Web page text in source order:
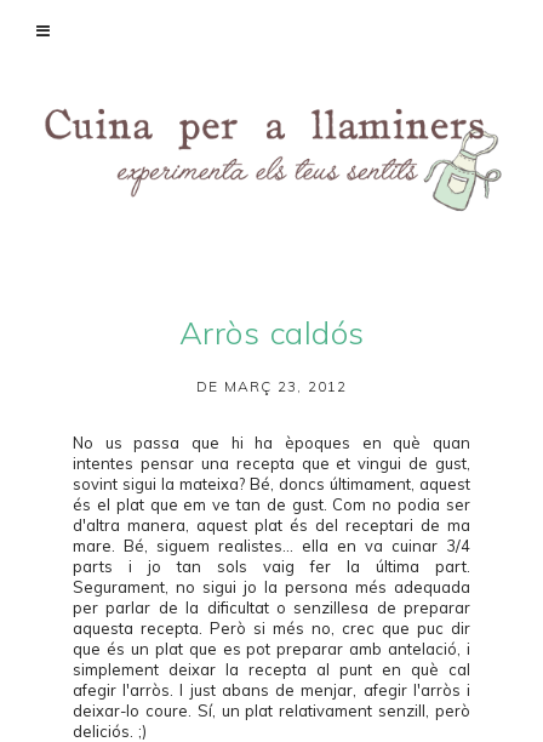
Arròs caldós
DE MARÇ 23, 2012
No us passa que hi ha èpoques en què quan
intentes pensar una recepta que et vingui de gust,
sovint sigui la mateixa? Bé, doncs últimament, aquest
és el plat que em ve tan de gust. Com no podia ser
d'altra manera, aquest plat és del receptari de ma
mare. Bé, siguem realistes... ella en va cuinar 3/4
parts i jo tan sols vaig fer la última part.
Segurament, no sigui jo la persona més adequada
per parlar de la dificultat o senzillesa de preparar
aquesta recepta. Però si més no, crec que puc dir
que és un plat que es pot preparar amb antelació, i
simplement deixar la recepta al punt en què cal
afegir l'arròs. I just abans de menjar, afegir l'arròs i
deixar-lo coure. Sí, un plat relativament senzill, però
deliciós. ;)